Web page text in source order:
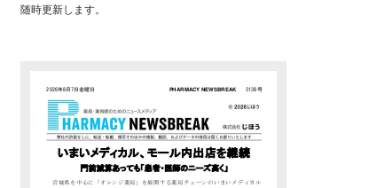
随時更新します。